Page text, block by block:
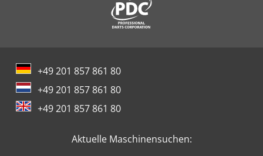
+49 201 857 861 80
+49 201 857 861 80
+49 201 857 861 80
Aktuelle Maschinensuchen: